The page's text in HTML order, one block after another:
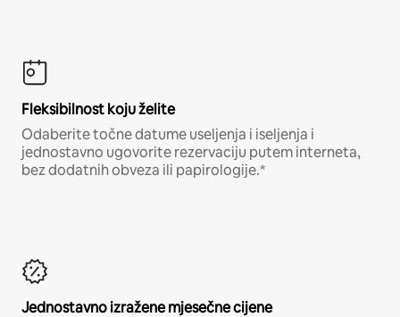
Fleksibilnost koju želite
Odaberite točne datume useljenja i iseljenja i
jednostavno ugovorite rezervaciju putem interneta,
bez dodatnih obveza ili papirologije.*
Jednostavno izražene mjesečne cijene